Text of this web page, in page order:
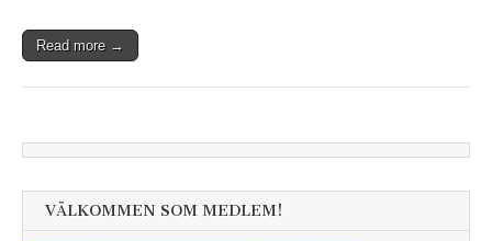
Read more →
VÄLKOMMEN SOM MEDLEM!